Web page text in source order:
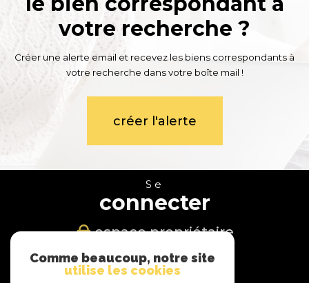
votre recherche ?
Créer une alerte email et recevez les biens correspondants à
votre recherche dans votre boîte mail !
créer l'alerte
Se
connecter
espace propriétaire
Nous
Comme beaucoup, notre site
utilise les cookies